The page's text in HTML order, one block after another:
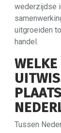
wederzijdse
uitgroeiden
handel.
Tussen